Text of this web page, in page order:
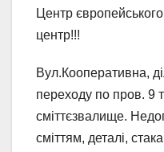
Центр
центр!!!
Вул.Кооперативна,
переходу по пров. 9
сміттєзвалище.
сміттям, деталі,